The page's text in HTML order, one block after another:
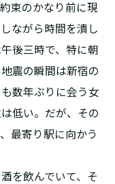
束のかなり前に現
ながら時間を潰し
後三時で、特に朝
震の瞬間は新宿の
数年ぶりに会う女
低い。だが、その
最寄り駅に向かう
を飲んでいて、そ